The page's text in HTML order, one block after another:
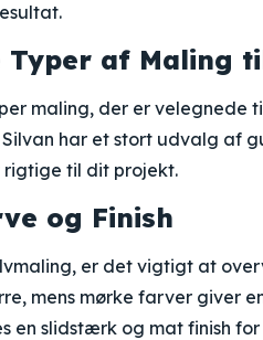
Typer af Maling
maling, der er
har et stort udvalg af
rigtige til dit projekt.
og Finish
er det vigtigt at
mens mørke farver giver
en slidstærk og mat finish